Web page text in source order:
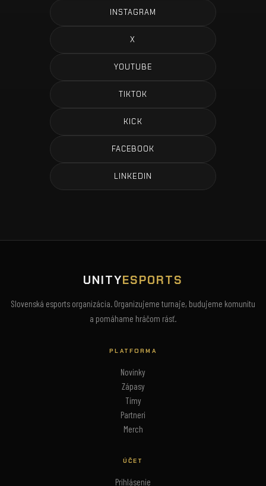
INSTAGRAM
X
YOUTUBE
TIKTOK
KICK
FACEBOOK
LINKEDIN
UNITYESPORTS
Slovenská esports organizácia. Organizujeme turnaje, budujeme komunitu
a pomáhame hráčom rásť.
PLATFORMA
Novinky
Zápasy
Tímy
Partneri
Merch
ÚČET
Prihlásenie